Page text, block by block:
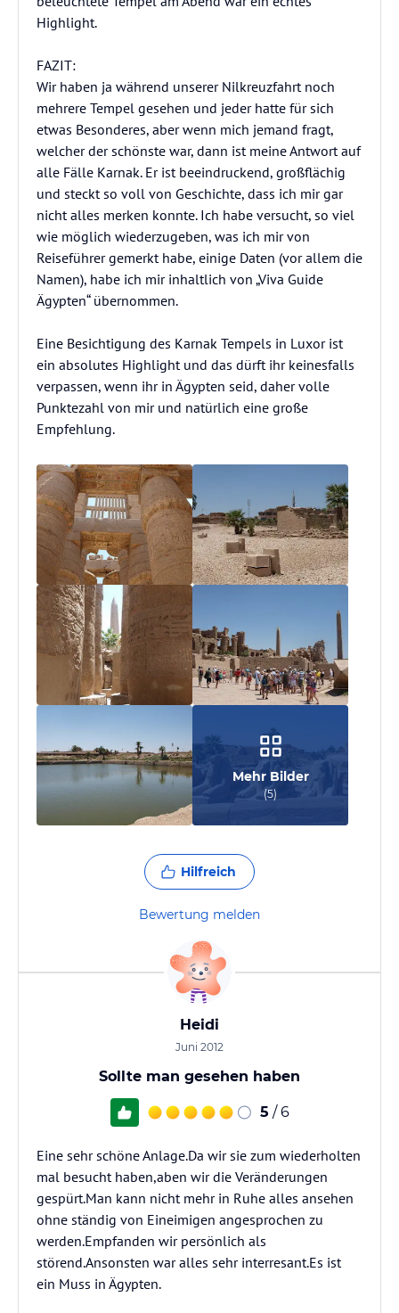
Mehr Bilder
(5)
Hilfreich
Bewertung melden
Heidi
Juni 2012
Sollte man gesehen haben
5 / 6
Eine sehr schöne Anlage.Da wir sie zum wiederholten
mal besucht haben,aben wir die Veränderungen
gespürt.Man kann nicht mehr in Ruhe alles ansehen
ohne ständig von Eineimigen angesprochen zu
werden.Empfanden wir persönlich als
störend.Ansonsten war alles sehr interresant.Es ist
ein Muss in Ägypten.